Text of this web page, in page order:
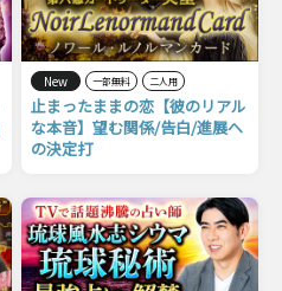
New 一部無料 二人用
止まったままの恋【彼のリアル
な本音】望む関係/告白/進展へ
の決定打